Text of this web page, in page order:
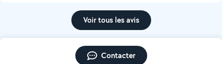
Voir tous les avis
Contacter